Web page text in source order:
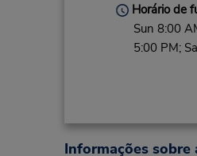
Horário de
Sun 8:00
5:00 PM;
Informações sobre